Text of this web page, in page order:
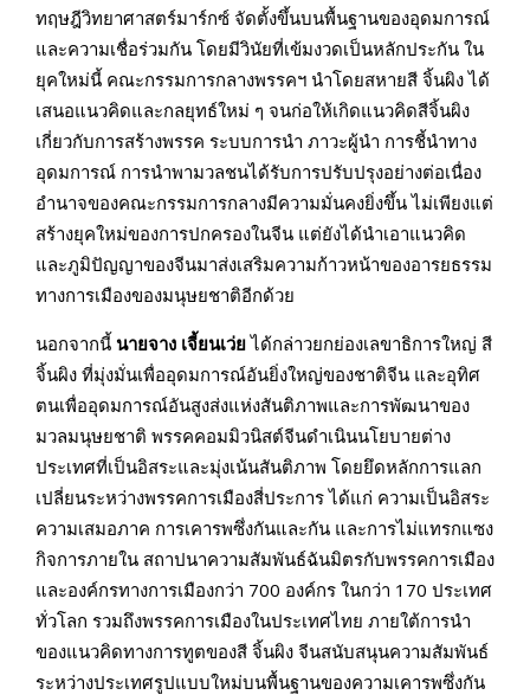
ทฤษฎีวิทยาศาสตร์มาร์กซ์ จัดตั้งขึ้นบนพื้นฐานของอุดมการณ์
และความเชื่อร่วมกัน โดยมีวินัยที่เข้มงวดเป็นหลักประกัน ใน
ยุคใหม่นี้ คณะกรรมการกลางพรรคฯ นำโดยสหายสี จิ้นผิง ได้
เสนอแนวคิดและกลยุทธ์ใหม่ ๆ จนก่อให้เกิดแนวคิดสีจิ้นผิง
เกี่ยวกับการสร้างพรรค ระบบการนำ ภาวะผู้นำ การชี้นำทาง
อุดมการณ์ การนำพามวลชนได้รับการปรับปรุงอย่างต่อเนื่อง
อำนาจของคณะกรรมการกลางมีความมั่นคงยิ่งขึ้น ไม่เพียงแต่
สร้างยุคใหม่ของการปกครองในจีน แต่ยังได้นำเอาแนวคิด
และภูมิปัญญาของจีนมาส่งเสริมความก้าวหน้าของอารยธรรม
ทางการเมืองของมนุษยชาติอีกด้วย
นอกจากนี้ นายจาง เจี้ยนเว่ยได้กล่าวยกย่องเลขาธิการใหญ่ สี
จิ้นผิง ที่มุ่งมั่นเพื่ออุดมการณ์อันยิ่งใหญ่ของชาติจีน และอุทิศ
ตนเพื่ออุดมการณ์อันสูงส่งแห่งสันติภาพและการพัฒนาของ
มวลมนุษยชาติ พรรคคอมมิวนิสต์จีนดำเนินนโยบายต่าง
ประเทศที่เป็นอิสระและมุ่งเน้นสันติภาพ โดยยึดหลักการแลก
เปลี่ยนระหว่างพรรคการเมืองสี่ประการ ได้แก่ ความเป็นอิสระ
ความเสมอภาค การเคารพซึ่งกันและกัน และการไม่แทรกแซง
กิจการภายใน สถาปนาความสัมพันธ์ฉันมิตรกับพรรคการเมือง
และองค์กรทางการเมืองกว่า 700 องค์กร ในกว่า 170 ประเทศ
ทั่วโลก รวมถึงพรรคการเมืองในประเทศไทย ภายใต้การนำ
ของแนวคิดทางการทูตของสี จิ้นผิง จีนสนับสนุนความสัมพันธ์
ระหว่างประเทศรูปแบบใหม่บนพื้นฐานของความเคารพซึ่งกัน